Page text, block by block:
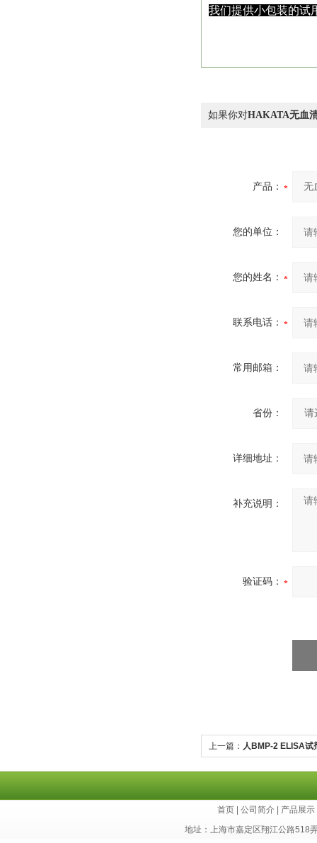
我们提供小包装的试
如果你对HAKATA无血
产品：
您的单位：
您的姓名：
联系电话：
常用邮箱：
省份：
详细地址：
补充说明：
验证码：
上一篇： 人BMP-2 ELISA试
首页 公司简介 产品展示
地址：上海市嘉定区翔江公路518